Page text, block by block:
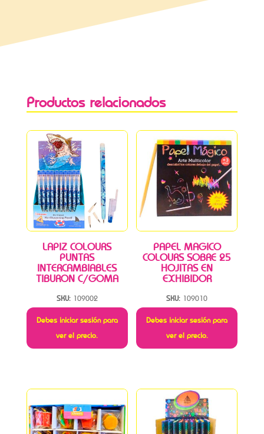
Productos relacionados
LAPIZ COLOURS
PUNTAS
INTERCAMBIABLES
TIBURON C/GOMA
SKU: 109002
Debes iniciar sesión para
ver el precio.
PAPEL MAGICO
COLOURS SOBRE 25
HOJITAS EN
EXHIBIDOR
SKU: 109010
Debes iniciar sesión para
ver el precio.